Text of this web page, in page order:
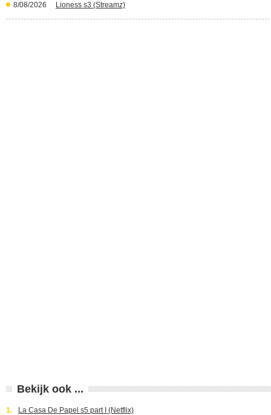
8/08/2026 Lioness s3 (Streamz)
Bekijk ook ...
1. La Casa De Papel s5 part I (Netflix)